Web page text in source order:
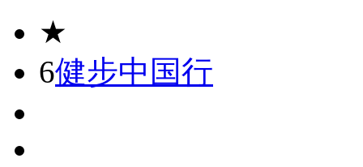
★
6健步中国行